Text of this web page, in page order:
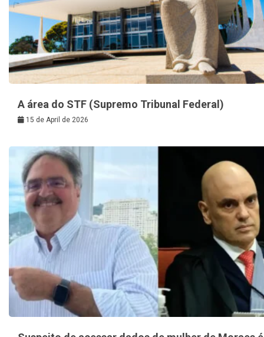
A área do STF (Supremo Tribunal Federal)
15 de April de 2026